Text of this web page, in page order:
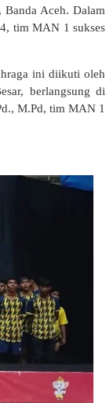
Aceh. Dalam
tim MAN 1 sukses
ini diikuti oleh
berlangsung di
M.Pd, tim MAN 1